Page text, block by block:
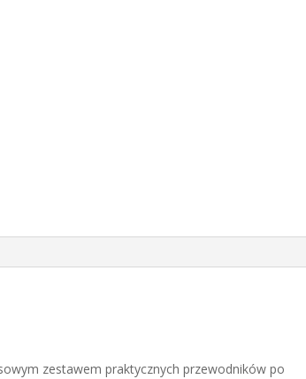
zestawem praktycznych przewodników po